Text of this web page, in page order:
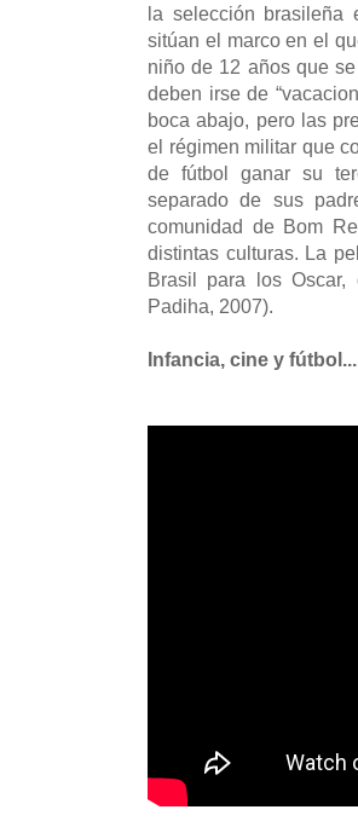
la selección brasileña
sitúan el marco en el
niño de 12 años que
deben irse de
boca abajo, pero las
el régimen militar que
de fútbol ganar su
separado de sus
comunidad de Bom
distintas culturas. La
Brasil para los Oscar,
Padiha, 2007).
Infancia, cine y